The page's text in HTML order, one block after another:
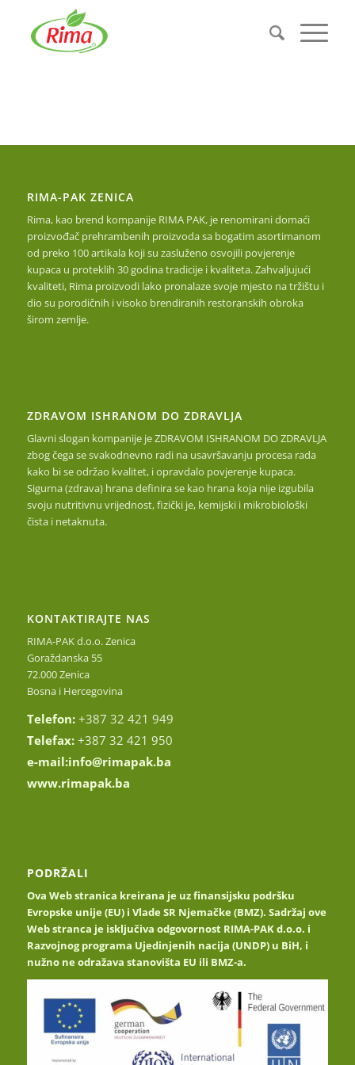
RIMA-PAK ZENICA
Rima, kao brend kompanije RIMA PAK, je renomirani domaći
proizvođač prehrambenih proizvoda sa bogatim asortimanom
od preko 100 artikala koji su zasluženo osvojili povjerenje
kupaca u proteklih 30 godina tradicije i kvaliteta. Zahvaljujući
kvaliteti, Rima proizvodi lako pronalaze svoje mjesto na tržištu i
dio su porodičnih i visoko brendiranih restoranskih obroka
širom zemlje.
ZDRAVOM ISHRANOM DO ZDRAVLJA
Glavni slogan kompanije je ZDRAVOM ISHRANOM DO ZDRAVLJA
zbog čega se svakodnevno radi na usavršavanju procesa rada
kako bi se održao kvalitet, i opravdalo povjerenje kupaca.
Sigurna (zdrava) hrana definira se kao hrana koja nije izgubila
svoju nutritivnu vrijednost, fizički je, kemijski i mikrobiološki
čista i netaknuta.
KONTAKTIRAJTE NAS
RIMA-PAK d.o.o. Zenica
Goraždanska 55
72.000 Zenica
Bosna i Hercegovina
Telefon: +387 32 421 949
Telefax: +387 32 421 950
e-mail:info@rimapak.ba
www.rimapak.ba
PODRŽALI
Ova Web stranica kreirana je uz finansijsku podršku
Evropske unije (EU) i Vlade SR Njemačke (BMZ). Sadržaj ove
Web stranca je isključiva odgovornost RIMA-PAK d.o.o. i
Razvojnog programa Ujedinjenih nacija (UNDP) u BiH, i
nužno ne odražava stanovišta EU ili BMZ-a.